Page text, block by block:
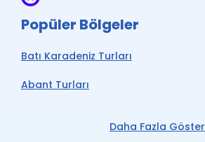
Daha Fazla Göster
Popüler Bölgeler
Batı Karadeniz Turları
Abant Turları